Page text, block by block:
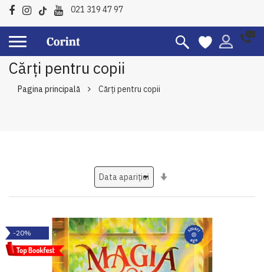
021 319 47 97
Cărți pentru copii
Pagina principală Cărți pentru copii
-20%